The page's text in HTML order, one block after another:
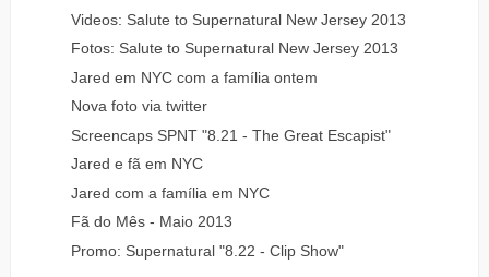
Videos: Salute to Supernatural New Jersey 2013
Fotos: Salute to Supernatural New Jersey 2013
Jared em NYC com a família ontem
Nova foto via twitter
Screencaps SPNT "8.21 - The Great Escapist"
Jared e fã em NYC
Jared com a família em NYC
Fã do Mês - Maio 2013
Promo: Supernatural "8.22 - Clip Show"